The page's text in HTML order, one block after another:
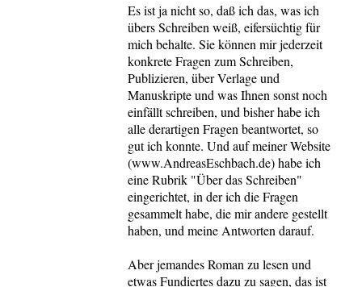
Es ist ja nicht so, daß ich das, was ich
übers Schreiben weiß, eifersüchtig für
mich behalte. Sie können mir jederzeit
konkrete Fragen zum Schreiben,
Publizieren, über Verlage und
Manuskripte und was Ihnen sonst noch
einfällt schreiben, und bisher habe ich
alle derartigen Fragen beantwortet, so
gut ich konnte. Und auf meiner Website
(www.AndreasEschbach.de) habe ich
eine Rubrik "Über das Schreiben"
eingerichtet, in der ich die Fragen
gesammelt habe, die mir andere gestellt
haben, und meine Antworten darauf.
Aber jemandes Roman zu lesen und
etwas Fundiertes dazu zu sagen, das ist